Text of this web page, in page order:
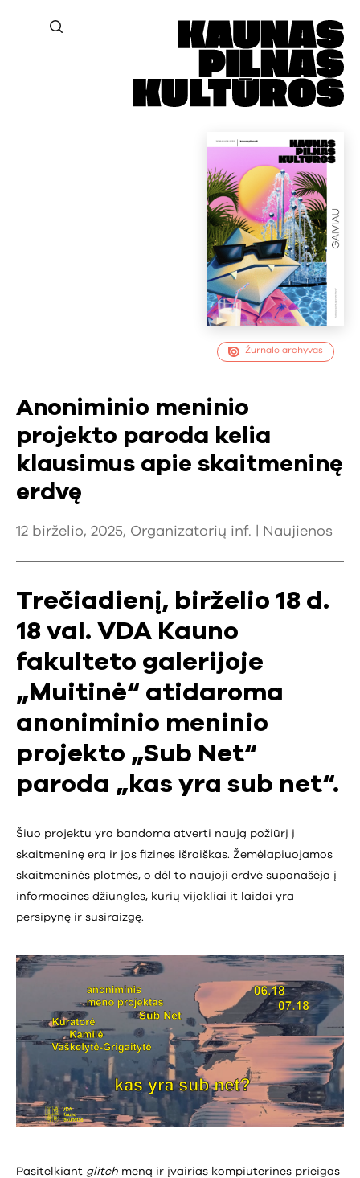
Žurnalo archyvas
Anoniminio meninio
projekto paroda kelia
klausimus apie skaitmeninę
erdvę
12 birželio, 2025, Organizatorių inf. | Naujienos
Trečiadienį, birželio 18 d.
18 val. VDA Kauno
fakulteto galerijoje
„Muitinė“ atidaroma
anoniminio meninio
projekto „Sub Net“
paroda „kas yra sub net“.
Šiuo projektu yra bandoma atverti naują požiūrį į
skaitmeninę erą ir jos fizines išraiškas. Žemėlapiuojamos
skaitmeninės plotmės, o dėl to naujoji erdvė supanašėja į
informacines džiungles, kurių vijokliai it laidai yra
persipynę ir susiraizgę.
Pasitelkiant glitch meną ir įvairias kompiuterines prieigas